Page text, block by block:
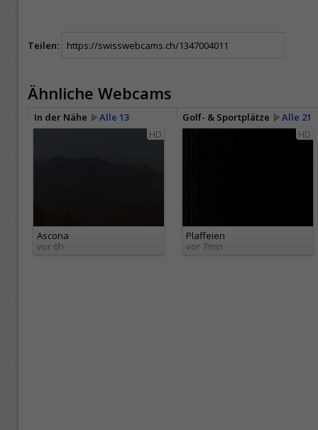
Teilen:
Ähnliche Webcams
In der Nähe Alle 13 Golf- & Sportplätze
Alle 21
HD
Ascona
vor 6h
HD
Plaffeien
vor 7min